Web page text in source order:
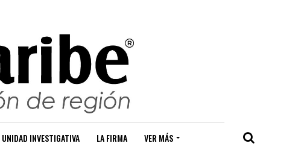
UNIDAD INVESTIGATIVA LA FIRMA VER MÁS